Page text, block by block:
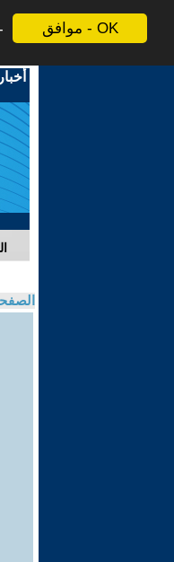
موافق - OK